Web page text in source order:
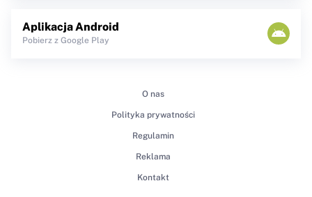
Aplikacja Android
Pobierz z Google Play
O nas
Polityka prywatności
Regulamin
Reklama
Kontakt